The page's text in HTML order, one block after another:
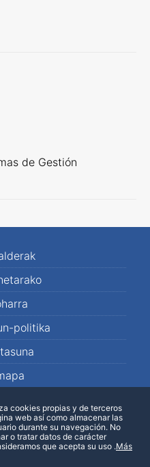
de Gestión
politika
cookies propias y de terceros
web así como almacenar las
durante su navegación. No
o tratar datos de carácter
que acepta su uso .Más